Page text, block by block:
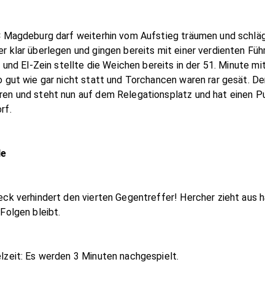
Magdeburg darf weiterhin vom Aufstieg träumen und
klar überlegen und gingen bereits mit einer verdienten
El-Zein stellte die Weichen bereits in der 51. Minute
gut wie gar nicht statt und Torchancen waren rar gesät.
und steht nun auf dem Relegationsplatz und hat einen
verhindert den vierten Gegentreffer! Hercher zieht aus
bleibt.
Es werden 3 Minuten nachgespielt.